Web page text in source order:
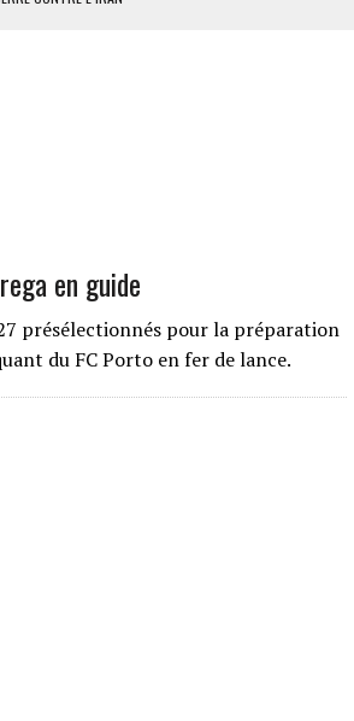
en guide
présélectionnés pour la préparation
du FC Porto en fer de lance.